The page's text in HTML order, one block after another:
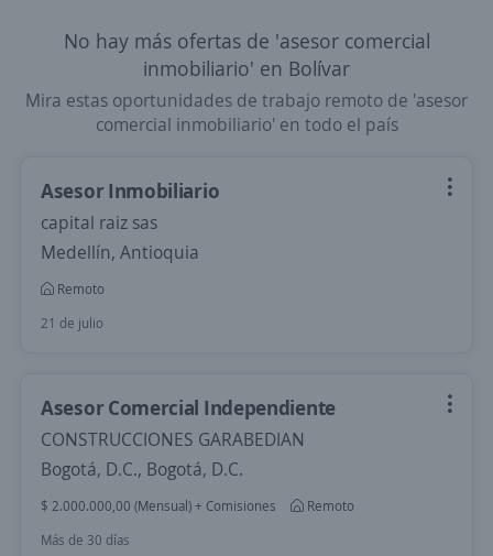
No hay más ofertas de 'asesor comercial
inmobiliario' en Bolívar
Mira estas oportunidades de trabajo remoto de 'asesor
comercial inmobiliario' en todo el país
Asesor Inmobiliario
capital raiz sas
Medellín, Antioquia
Remoto
21 de julio
Asesor Comercial Independiente
CONSTRUCCIONES GARABEDIAN
Bogotá, D.C., Bogotá, D.C.
$ 2.000.000,00 (Mensual) + Comisiones
Remoto
Más de 30 días